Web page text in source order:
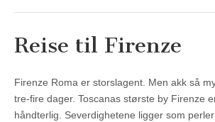
Reise til Firenze
Firenze Roma er storslagent. Men akk så
tre-fire dager. Toscanas største by Firenze
håndterlig. Severdighetene ligger som